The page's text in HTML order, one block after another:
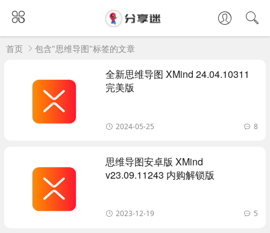
首页 包含"思维导图"标签的文章
全新思维导图 XMind 24.04.10311
完美版
2024-05-25 8
思维导图安卓版 XMind
v23.09.11243 内购解锁版
2023-12-19 5